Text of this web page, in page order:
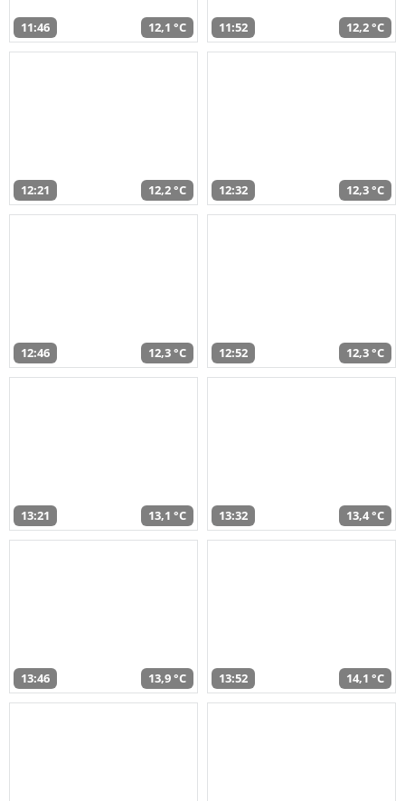
11:46 12,1 °C 11:52 12,2 °C
12:21 12,2 °C 12:32 12,3 °C
12:46 12,3 °C 12:52 12,3 °C
13:21 13,1 °C 13:32 13,4 °C
13:46 13,9 °C 13:52 14,1 °C